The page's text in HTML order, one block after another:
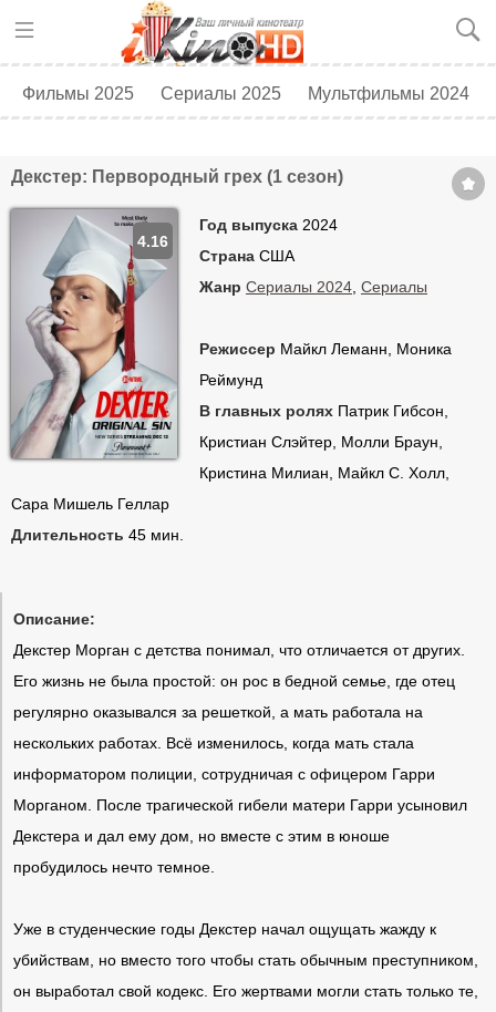
Фильмы 2025 Сериалы 2025 Мультфильмы 2024
Декстер: Первородный грех (1 сезон)
Год выпуска 2024
Страна США
Жанр Сериалы 2024 Сериалы
Режиссер Майкл Леманн, Моника
Реймунд
В главных ролях Патрик Гибсон,
Кристиан Слэйтер, Молли Браун,
Кристина Милиан, Майкл С. Холл,
Сара Мишель Геллар
Длительность 45 мин.
4.16
Описание:
Декстер Морган с детства понимал, что отличается от других.
Его жизнь не была простой: он рос в бедной семье, где отец
регулярно оказывался за решеткой, а мать работала на
нескольких работах. Всё изменилось, когда мать стала
информатором полиции, сотрудничая с офицером Гарри
Морганом. После трагической гибели матери Гарри усыновил
Декстера и дал ему дом, но вместе с этим в юноше
пробудилось нечто темное.
Уже в студенческие годы Декстер начал ощущать жажду к
убийствам, но вместо того чтобы стать обычным преступником,
он выработал свой кодекс. Его жертвами могли стать только те,